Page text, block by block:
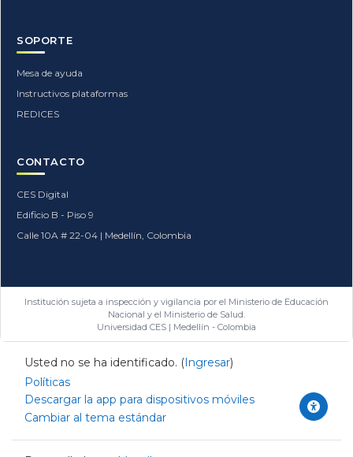
SOPORTE
Mesa de ayuda
Instructivos plataformas
REDICES
CONTACTO
CES Digital
Edificio B - Piso 9
Calle 10A # 22-04 | Medellín, Colombia
Institución sujeta a inspección y vigilancia por el Ministerio de Educación
Nacional y el Ministerio de Salud.
Universidad CES | Medellín - Colombia
Usted no se ha identificado. ( Ingresar)
Políticas
Descargar la app para dispositivos móviles
Cambiar al tema estándar